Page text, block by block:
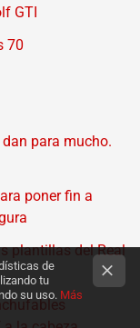
GTI
70
para mucho.
poner fin a
plantillas del Real
de
tu
su uso. Más